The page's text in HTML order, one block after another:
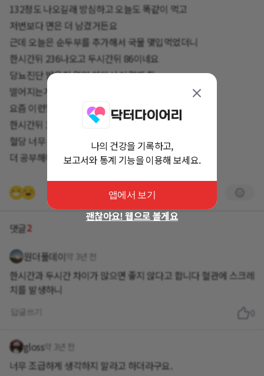
132정도 나오길래 방심하고 오늘도 똑같이 먹고
저번보다 면은 더 남겼거든요
근데 오늘은 순두부를 추가해서 국물 몇입먹었더니
한시간뒤 236나오고 두시간뒤 86이네요
당뇨진단 받은지 얼마 안되서 이렇게 확
떨어지는게 괜찮은지 모르겠어요!
요즘 이런일이 가끔있더라구요
한시간뒤 160대 올랐다가 두시간뒤는 8~90대 나오고
혈당 너무 어려워요 ㅠㅠ
더 공부해야할것 같습니다
댓글2
원더풀데이 약 3년 전
한시간과 두시간 차이가 많으면 좋지 않다고 합니다 혈관에 스크레
치를 발생하니
gloss약 3년 전
너무 조급하게 생각하지 말라고 하더라구요.
나의 건강을 기록하고,
보고서와 통계 기능을 이용해 보세요.
앱에서 보기
괜찮아요! 웹으로 볼게요